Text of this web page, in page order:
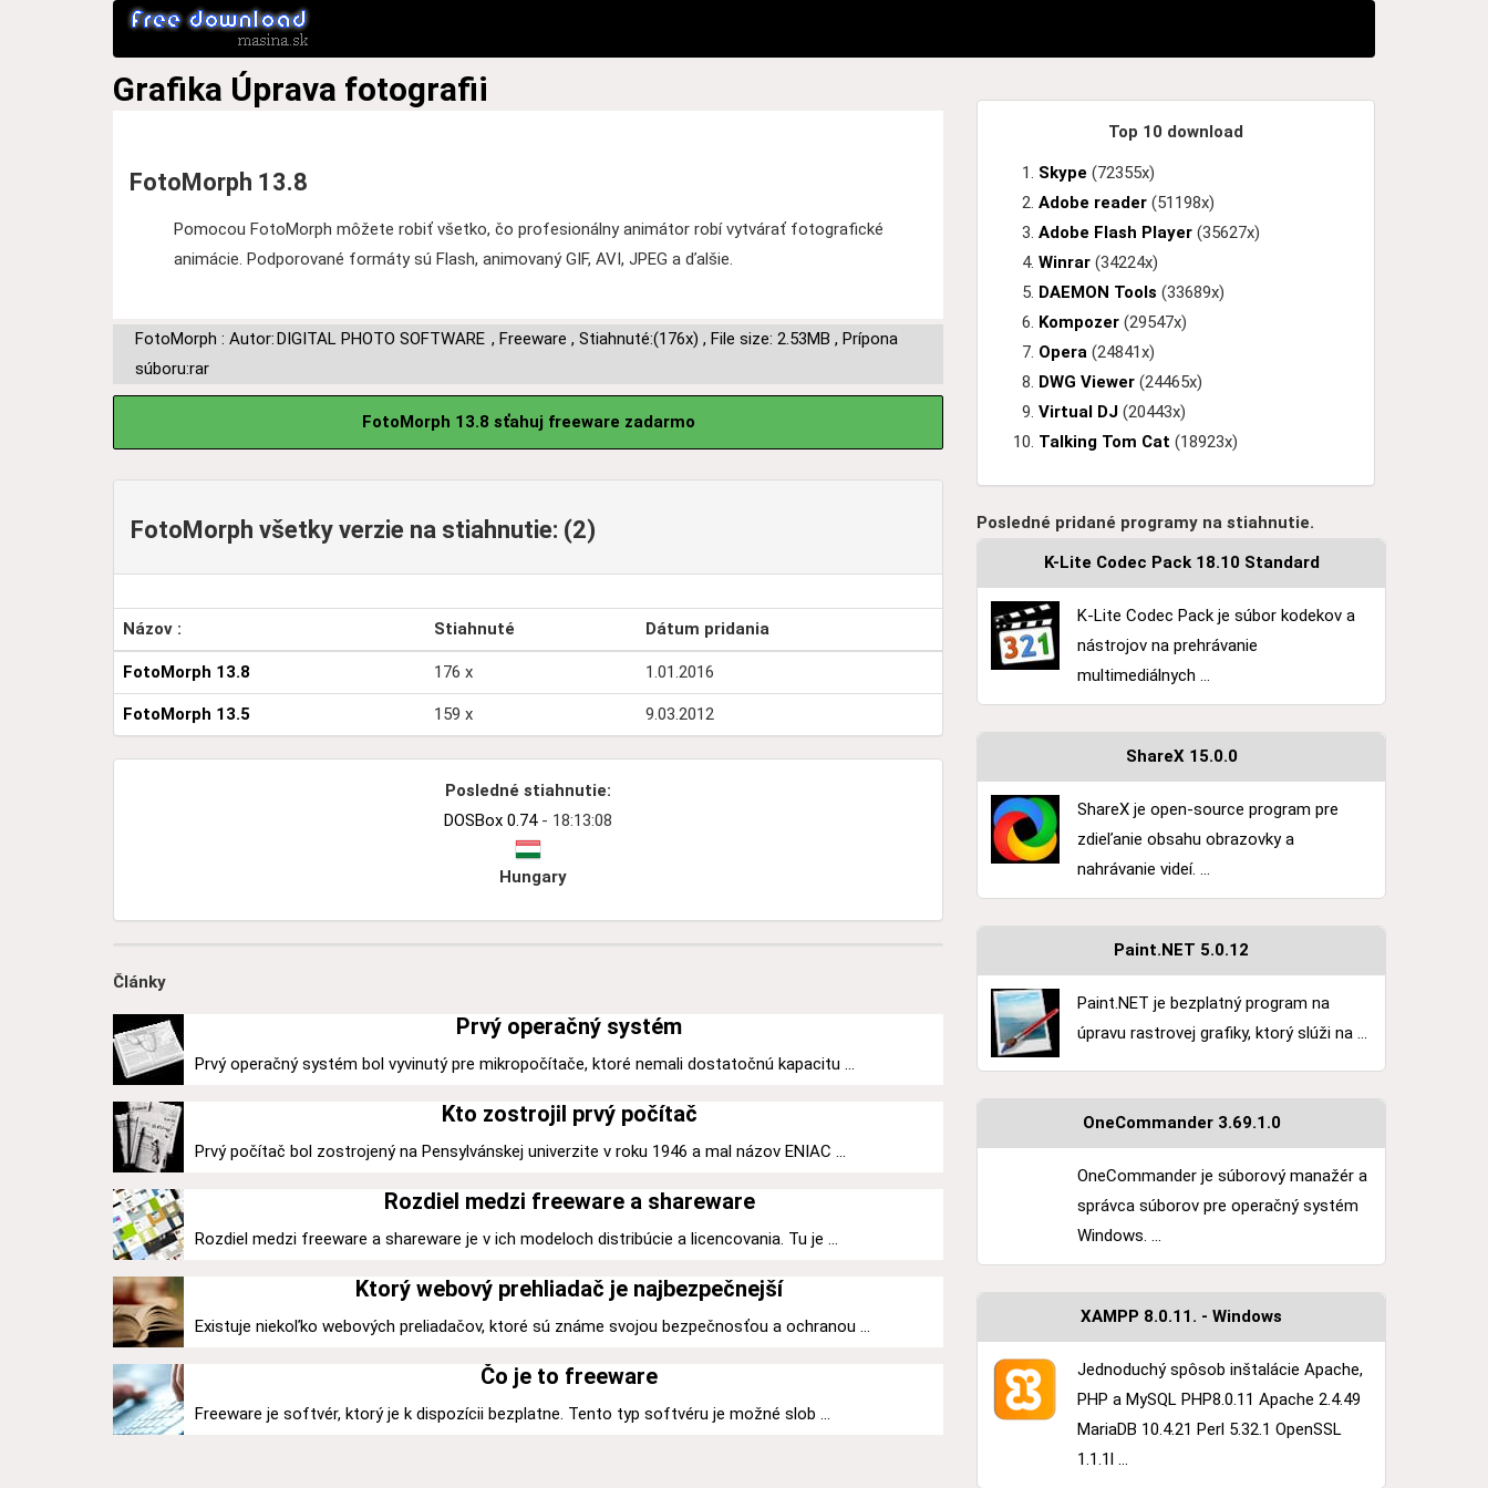
Grafika Úprava fotografii
FotoMorph 13.8
Pomocou FotoMorph môžete robiť všetko, čo profesionálny animátor robí vytvárať fotografické
animácie. Podporované formáty sú Flash, animovaný GIF, AVI, JPEG a ďalšie.
FotoMorph : Autor:DIGITAL PHOTO SOFTWARE , Freeware , Stiahnuté:(176x) , File size: 2.53MB , Prípona
súboru:rar
FotoMorph 13.8 sťahuj freeware zadarmo
FotoMorph všetky verzie na stiahnutie: (2)
Názov : Stiahnuté Dátum pridania
FotoMorph 13.8 176 x 1.01.2016
FotoMorph 13.5 159 x 9.03.2012
Posledné stiahnutie:
DOSBox 0.74- 18:13:08
Hungary
Články
Prvý operačný systém
Prvý operačný systém bol vyvinutý pre mikropočítače, ktoré nemali dostatočnú kapacitu ...
Kto zostrojil prvý počítač
Prvý počítač bol zostrojený na Pensylvánskej univerzite v roku 1946 a mal názov ENIAC ...
Rozdiel medzi freeware a shareware
Rozdiel medzi freeware a shareware je v ich modeloch distribúcie a licencovania. Tu je ...
Ktorý webový prehliadač je najbezpečnejší
Existuje niekoľko webových preliadačov, ktoré sú známe svojou bezpečnosťou a ochranou ...
Čo je to freeware
Freeware je softvér, ktorý je k dispozícii bezplatne. Tento typ softvéru je možné slob ...
Top 10 download
Skype (72355x)
Adobe reader (51198x)
Adobe Flash Player (35627x)
Winrar (34224x)
DAEMON Tools (33689x)
Kompozer (29547x)
Opera (24841x)
DWG Viewer (24465x)
Virtual DJ (20443x)
Talking Tom Cat (18923x)
Posledné pridané programy na stiahnutie.
K-Lite Codec Pack 18.10 Standard
K-Lite Codec Pack je súbor kodekov a
nástrojov na prehrávanie
multimediálnych ...
ShareX 15.0.0
ShareX je open-source program pre
zdieľanie obsahu obrazovky a
nahrávanie videí. ...
Paint.NET 5.0.12
Paint.NET je bezplatný program na
úpravu rastrovej grafiky, ktorý slúži na ...
OneCommander 3.69.1.0
OneCommander je súborový manažér a
správca súborov pre operačný systém
Windows. ...
XAMPP 8.0.11. - Windows
Jednoduchý spôsob inštalácie Apache,
PHP a MySQL PHP8.0.11 Apache 2.4.49
MariaDB 10.4.21 Perl 5.32.1 OpenSSL
1.1.1l ...